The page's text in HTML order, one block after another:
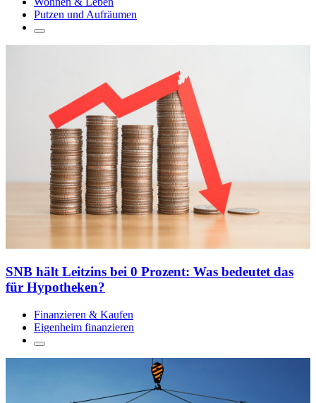
Putzen und Aufräumen
SNB hält Leitzins bei 0 Prozent: Was bedeutet das
für Hypotheken?
Finanzieren & Kaufen
Eigenheim finanzieren